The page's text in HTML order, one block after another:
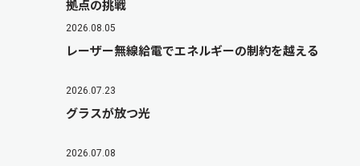
拠点の挑戦
2026.08.05
レーザー無線給電でエネルギーの制約を越える
2026.07.23
グラスが放つ光
2026.07.08